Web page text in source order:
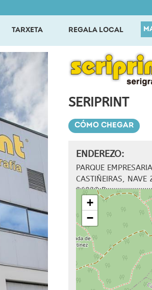
TARXETA REGALA LOCAL
SERIPRINT
CÓMO CHEGAR
ENDEREZO:
PARQUE
CASTIÑEIRAS, NAVE
36930 Bueu
+
−